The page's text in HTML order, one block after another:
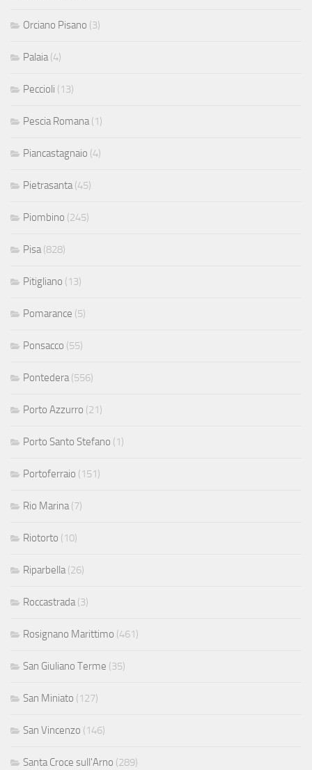
Orciano Pisano (3)
Palaia (4)
Peccioli (13)
Pescia Romana (1)
Piancastagnaio (4)
Pietrasanta (45)
Piombino (245)
Pisa (828)
Pitigliano (13)
Pomarance (5)
Ponsacco (55)
Pontedera (556)
Porto Azzurro (21)
Porto Santo Stefano (1)
Portoferraio (151)
Rio Marina (7)
Riotorto (10)
Riparbella (26)
Roccastrada (3)
Rosignano Marittimo (461)
San Giuliano Terme (35)
San Miniato (127)
San Vincenzo (146)
Santa Croce sull'Arno (289)